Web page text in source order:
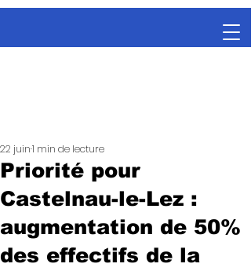
Priorité pour
Castelnau-le-Lez :
augmentation de 50%
des effectifs de la
22 juin1 min de lecture